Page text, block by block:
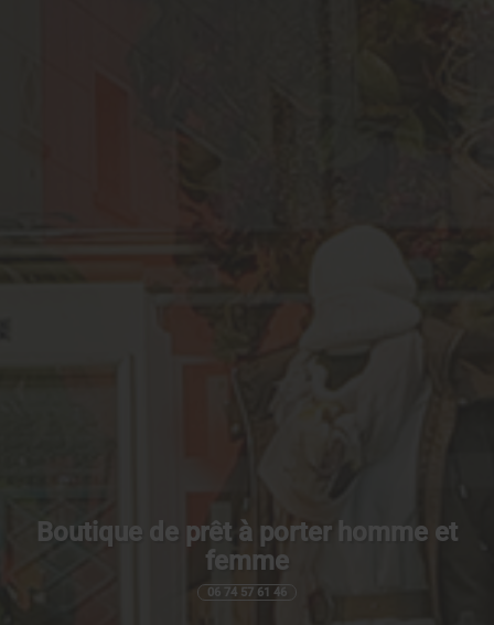
Boutique de prêt à porter homme et
femme
06 74 57 61 46